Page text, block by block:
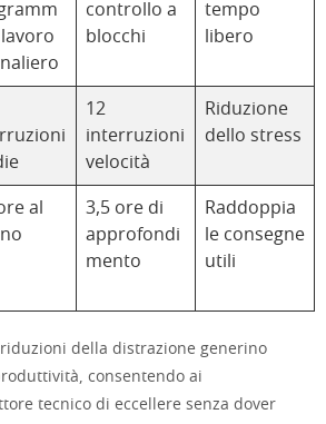
controllo a
blocchi
tempo
libero
12
interruzioni
velocità
Riduzione
dello stress
al
3,5 ore di
approfondi
mento
Raddoppia
le consegne
utili
della distrazione generino
consentendo ai
tecnico di eccellere senza dover